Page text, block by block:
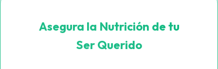
Asegura la Nutrición de tu
Ser Querido